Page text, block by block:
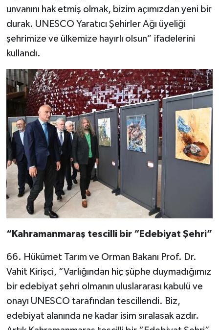
unvanını hak etmiş olmak, bizim açımızdan yeni bir
durak. UNESCO Yaratıcı Şehirler Ağı üyeliği
şehrimize ve ülkemize hayırlı olsun” ifadelerini
kullandı.
“Kahramanmaraş tescilli bir “Edebiyat Şehri”
66. Hükümet Tarım ve Orman Bakanı Prof. Dr.
Vahit Kirişci, “Varlığından hiç şüphe duymadığımız
bir edebiyat şehri olmanın uluslararası kabulü ve
onayı UNESCO tarafından tescillendi. Biz,
edebiyat alanında ne kadar isim sıralasak azdır.